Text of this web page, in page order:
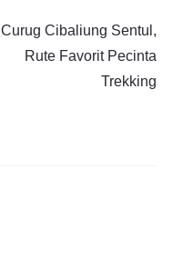
Curug Cibaliung Sentul,
Rute Favorit Pecinta
Trekking